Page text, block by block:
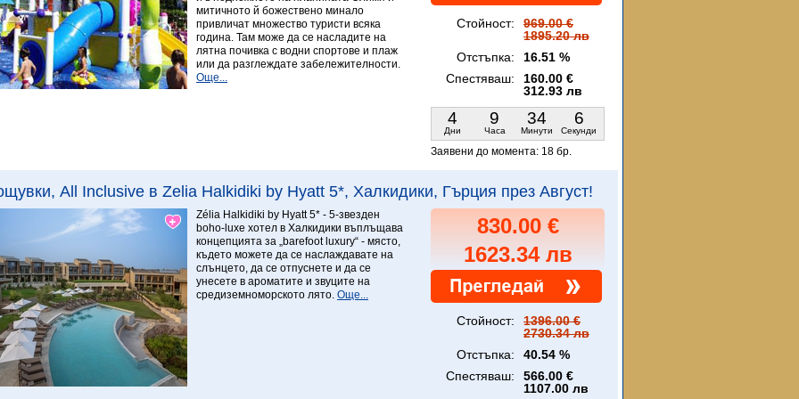
8.78 Превъзходен
митичното й божествено минало
привличат множество туристи всяка
година. Там може да се насладите на
лятна почивка с водни спортове и плаж
или да разглеждате забележителности.
Още...
Стойност:
969.00 €
1895.20 лв
Отстъпка:
16.51 %
Спестяваш:
160.00 €
312.93 лв
4
Дни
9
Часа
34
Минути
5
Секунди
Заявени до момента: 18 бр.
All Inclusive в Zelia Halkidiki by Hyatt 5*, Халкидики, Гърция през Август!
Zélia Halkidiki by Hyatt 5* - 5-звезден
boho-luxe хотел в Халкидики въплъщава
концепцията за „barefoot luxury“ - място,
където можете да се наслаждавате на
слънцето, да се отпуснете и да се
унесете в ароматите и звуците на
средиземноморското лято. Още...
830.00 €
1623.34 лв
Стойност:
1396.00 €
2730.34 лв
Отстъпка:
40.54 %
Спестяваш:
566.00 €
1107.00 лв